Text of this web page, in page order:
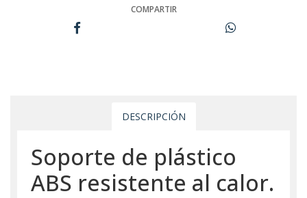
COMPARTIR
DESCRIPCIÓN
Soporte de plástico
ABS resistente al calor.